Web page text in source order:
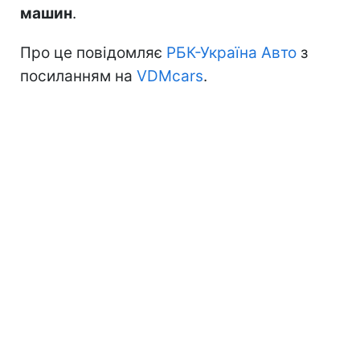
машин.
Про це повідомляє РБК-Україна Авто з
посиланням на VDMcars.